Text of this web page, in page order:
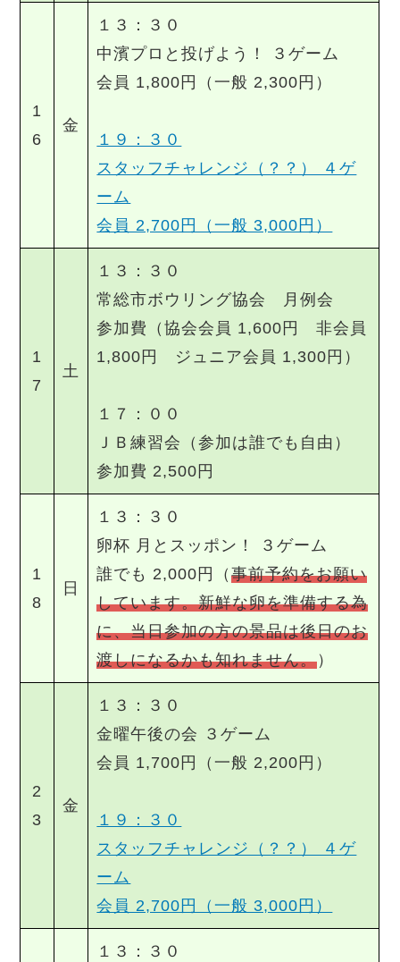
1
6
金
１３：３０
中濱プロと投げよう！ ３ゲーム
会員 1,800円（一般 2,300円）
１９：３０
スタッフチャレンジ（？？） ４ゲ
ーム
会員 2,700円（一般 3,000円）
1
7
土
１３：３０
常総市ボウリング協会 月例会
参加費（協会会員 1,600円 非会員
1,800円 ジュニア会員 1,300円）
１７：００
ＪＢ練習会（参加は誰でも自由）
参加費 2,500円
1
8
日
１３：３０
卵杯 月とスッポン！ ３ゲーム
誰でも 2,000円（事前予約をお願い
しています。新鮮な卵を準備する為
に、当日参加の方の景品は後日のお
渡しになるかも知れません。）
2
3
金
１３：３０
金曜午後の会 ３ゲーム
会員 1,700円（一般 2,200円）
１９：３０
スタッフチャレンジ（？？） ４ゲ
ーム
会員 2,700円（一般 3,000円）
１３：３０